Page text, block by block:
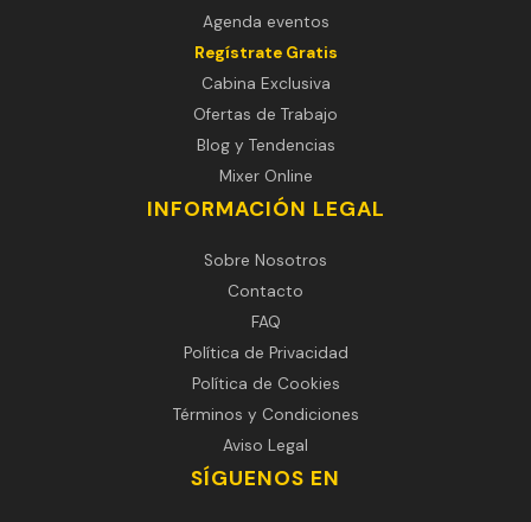
Agenda eventos
Regístrate Gratis
Cabina Exclusiva
Ofertas de Trabajo
Blog y Tendencias
Mixer Online
INFORMACIÓN LEGAL
Sobre Nosotros
Contacto
FAQ
Política de Privacidad
Política de Cookies
Términos y Condiciones
Aviso Legal
SÍGUENOS EN